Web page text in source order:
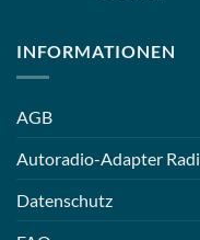
INFORMATIONEN
AGB
Autoradio-Adapter
Datenschutz